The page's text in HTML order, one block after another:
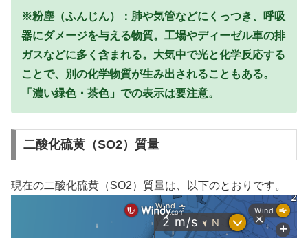
※粉塵（ふんじん）：肺や気管などにくっつき、呼吸
器にダメージを与える物質。工場やディーゼル車の排
ガスなどに多く含まれる。大気中で光と化学反応する
ことで、別の化学物質が生み出されることもある。
「濃い緑色・茶色」での表示は要注意。
二酸化硫黄（SO2）質量
現在の二酸化硫黄（SO2）質量は、以下のとおりです。